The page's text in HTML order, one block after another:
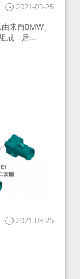
2021-03-25
来自BMW、
成，后
入
收音机天线连
连接器，被业
2021-03-25